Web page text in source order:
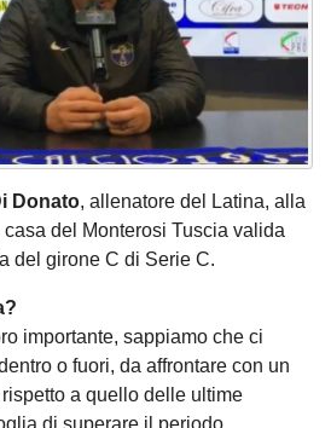
Donato, allenatore del Latina, alla
del Monterosi Tuscia valida
del girone C di Serie C.
importante, sappiamo che ci
o fuori, da affrontare con un
a quello delle ultime
di superare il periodo